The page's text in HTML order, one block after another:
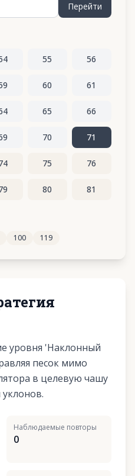
Перейти
55 56
60 61
65 66
70 71
75 76
80 81
90
100 119
уровня 'Наклонный
песок мимо
в целевую чашу
Наблюдаемые повторы
0